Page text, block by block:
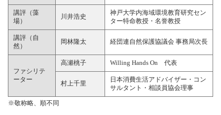
講評（藻
場）
川井浩史
神戸大学内海域環境教育研究セン
ター特命教授・名誉教授
講評（自
然）
岡林隆太 経団連自然保護協議会 事務局次長
ファシリテ
ーター
高瀬桃子 Willing Hands On 代表
村上千里
日本消費生活アドバイザー・コン
サルタント・相談員協会理事
※敬称略、順不同